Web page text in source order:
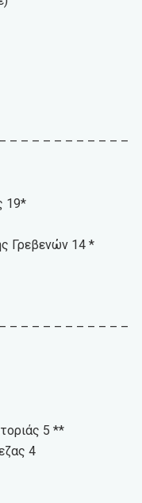
– – – – – – – – – – –
19*
Γρεβενών 14 *
– – – – – – – – – – –
5 **
4